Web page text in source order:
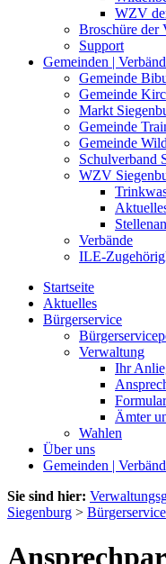
WZV
Broschüre der
Support
Gemeinden |
Gemeinde
Gemeinde
Markt
Gemeinde
Gemeinde
Schulverband
WZV
Verbände
ILE-
Startseite
Aktuelles
Bürgerservice
Verwaltung
Ihr
Ämter
Wahlen
Über uns
Gemeinden |
Sie sind hier:
Siegenburg > Bürgerservice